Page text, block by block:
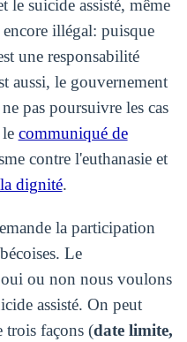
le suicide assisté, même
illégal: puisque
une responsabilité
aussi, le gouvernement
pas poursuivre les cas
communiqué de
contre l'euthanasie et
dignité.
la participation
Le
ou non nous voulons
assisté. On peut
trois façons (date limite,